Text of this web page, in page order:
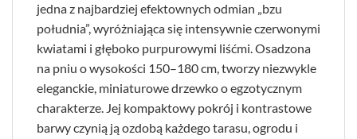
jedna z najbardziej efektownych odmian „bzu
południa”, wyróżniająca się intensywnie czerwonymi
kwiatami i głęboko purpurowymi liśćmi. Osadzona
na pniu o wysokości 150–180 cm, tworzy niezwykle
eleganckie, miniaturowe drzewko o egzotycznym
charakterze. Jej kompaktowy pokrój i kontrastowe
barwy czynią ją ozdobą każdego tarasu, ogrodu i